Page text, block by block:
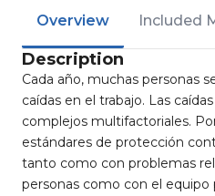
Overview Included
Description
Cada año, muchas personas
caídas en el trabajo. Las
complejos multifactoriales.
estándares de protección
tanto como con problemas
personas como con el equipo